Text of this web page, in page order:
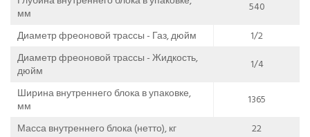
мм
540
Диаметр фреоновой трассы - Газ, дюйм
1/2
Диаметр фреоновой трассы - Жидкость,
дюйм
1/4
Ширина внутреннего блока в упаковке,
мм
1365
Масса внутреннего блока (нетто), кг
22